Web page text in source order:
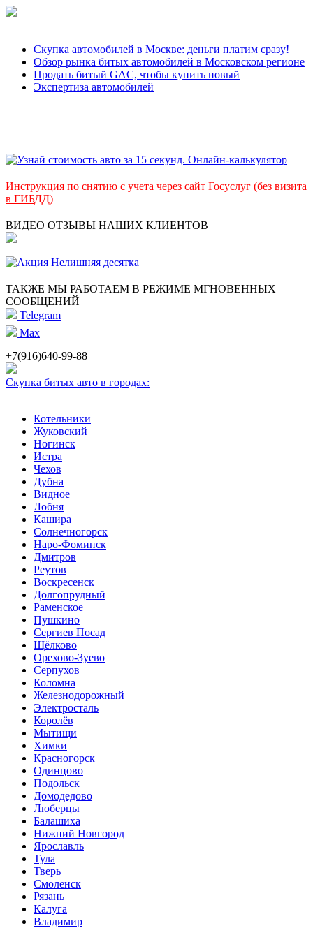
Скупка автомобилей в Москве: деньги платим сразу!
Обзор рынка битых автомобилей в Московском регионе
Продать битый GAC, чтобы купить новый
Экспертиза автомобилей
Инструкция по снятию с учета через сайт Госуслуг (без визита
в ГИБДД)
ВИДЕО ОТЗЫВЫ НАШИХ КЛИЕНТОВ
ТАКЖЕ МЫ РАБОТАЕМ В РЕЖИМЕ МГНОВЕННЫХ
СООБЩЕНИЙ
Telegram
Max
+7(916)640-99-88
Скупка битых авто в городах:
Котельники
Жуковский
Ногинск
Истра
Чехов
Дубна
Видное
Лобня
Кашира
Солнечногорск
Наро-Фоминск
Дмитров
Реутов
Воскресенск
Долгопрудный
Раменское
Пушкино
Сергиев Посад
Щёлково
Орехово-Зуево
Серпухов
Коломна
Железнодорожный
Электросталь
Королёв
Мытищи
Химки
Красногорск
Одинцово
Подольск
Домодедово
Люберцы
Балашиха
Нижний Новгород
Ярославль
Тула
Тверь
Смоленск
Рязань
Калуга
Владимир